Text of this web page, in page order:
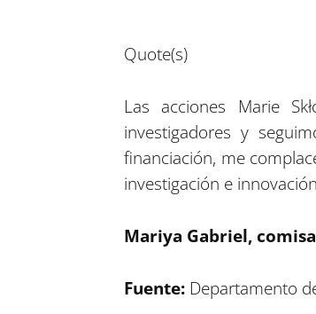
Quote(s)
Las acciones Marie
investigadores y
financiación, me
investigación e
Mariya Gabriel,
Fuente: Departamento